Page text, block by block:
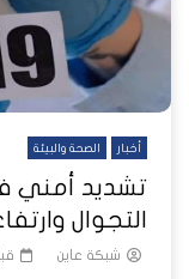
أخبار الصحة والبيئة
تشديد أمني
التجوال
شبكة عاين قبل 6